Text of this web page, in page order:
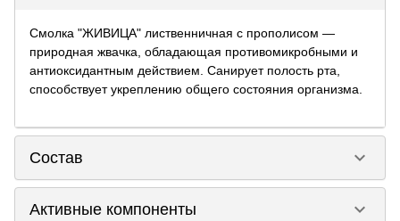
Смолка "ЖИВИЦА" лиственничная с прополисом —
природная жвачка, обладающая противомикробными и
антиоксидантным действием. Санирует полость рта,
способствует укреплению общего состояния организма.
Состав keyboard_arrow_down
Активные компоненты keyboard_arrow_down